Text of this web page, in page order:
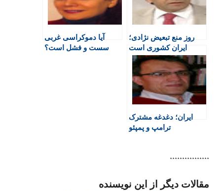
a
m
r
i
n
p
p
r
e
روز منع تبعیض نژادی؛
ایران کشوری است
مولتی اتنیک نه کثیرالمله
آیا دموکراسی غربی
سست و فشل است؟
ایران؛ دغدغه مشترک
ترامپ و پمپئو
****************
مقالات دیگر از این نویسنده